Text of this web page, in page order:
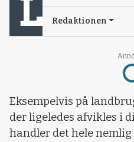
Redaktionen
Eksempelvis på
der ligeledes afvikles i
handler det hele